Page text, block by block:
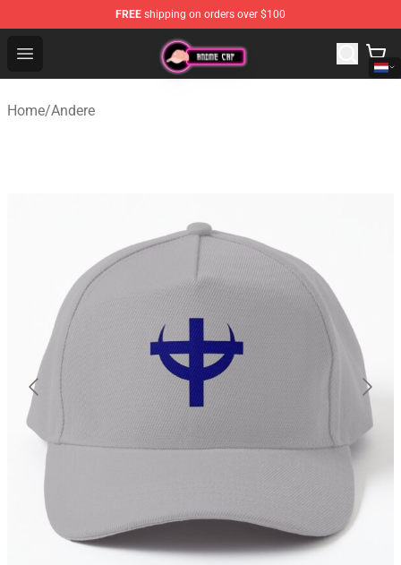
FREE shipping on orders over $100
Open menu
Anime Cap Shop - The Best Store of Anime Cap
Home/Andere